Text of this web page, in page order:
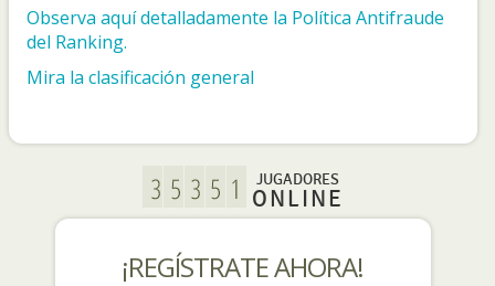
Observa aquí detalladamente la Política Antifraude
del Ranking.
Mira la clasificación general
JUGADORES
ONLINE
¡REGÍSTRATE AHORA!